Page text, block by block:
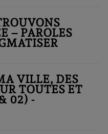
– PAROLES
VILLE, DES
TOUTES ET
02) -